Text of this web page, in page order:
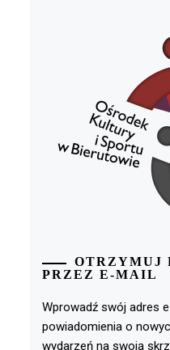
OTRZYMUJ
PRZEZ E-MAIL
Wprowadź swój adres
powiadomienia o
wydarzeń na swoją